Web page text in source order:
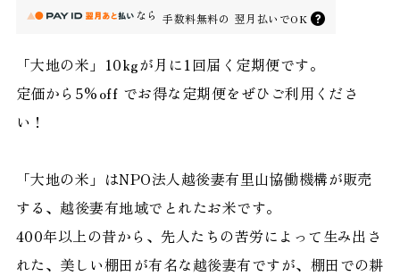
なら 手数料無料の 翌月払いでOK
「大地の米」10kgが月に1回届く定期便です。
定価から5%off でお得な定期便をぜひご利用くださ
い！
「大地の米」はNPO法人越後妻有里山協働機構が販売
する、越後妻有地域でとれたお米です。
400年以上の昔から、先人たちの苦労によって生み出さ
れた、美しい棚田が有名な越後妻有ですが、棚田での耕